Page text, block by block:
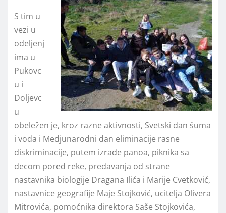
S tim u
vezi u
odeljenj
ima u
Pukovc
u i
Doljevc
u
obeležen je, kroz razne aktivnosti, Svetski dan šuma
i voda i Medjunarodni dan eliminacije rasne
diskriminacije, putem izrade panoa, piknika sa
decom pored reke, predavanja od strane
nastavnika biologije Dragana Ilića i Marije Cvetković,
nastavnice geografije Maje Stojković, ucitelja Olivera
Mitrovića, pomoćnika direktora Saše Stojkovića,